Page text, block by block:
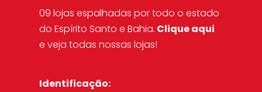
09 lojas espalhadas por todo o estado
do Espírito Santo e Bahia. Clique aqui
e veja todas nossas lojas!
Identificação: